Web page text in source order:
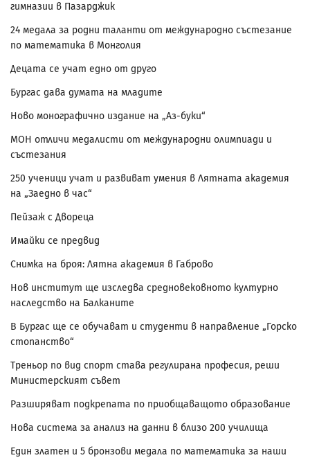
гимназии в Пазарджик
24 медала за родни таланти от международно състезание
по математика в Монголия
Децата се учат едно от друго
Бургас дава думата на младите
Ново монографично издание на „Аз-буки“
МОН отличи медалисти от международни олимпиади и
състезания
250 ученици учат и развиват умения в Лятната академия
на „Заедно в час“
Пейзаж с Двореца
Имайки се предвид
Снимка на броя: Лятна академия в Габрово
Нов институт ще изследва средновековното културно
наследство на Балканите
В Бургас ще се обучават и студенти в направление „Горско
стопанство“
Треньор по вид спорт става регулирана професия, реши
Министерският съвет
Разширяват подкрепата по приобщаващото образование
Нова система за анализ на данни в близо 200 училища
Един златен и 5 бронзови медала по математика за наши